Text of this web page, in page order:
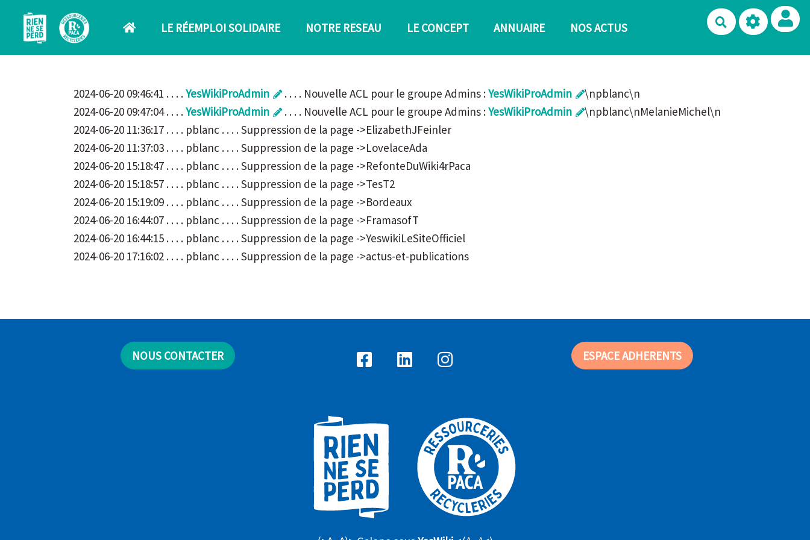
Aller au contenu principal
LE RÉEMPLOI SOLIDAIRE
NOTRE RESEAU LE CONCEPT ANNUAIRE NOS ACTUS Rechercher
2024-06-20 09:46:41 . . . .YesWikiProAdmin . . . . Nouvelle ACL pour le groupe Admins :YesWikiProAdmin
\npblanc\n
2024-06-20 09:47:04 . . . .YesWikiProAdmin . . . . Nouvelle ACL pour le groupe Admins :YesWikiProAdmin
\npblanc\nMelanieMichel\n
2024-06-20 11:36:17 . . . . pblanc . . . . Suppression de la page ->ElizabethJFeinler
2024-06-20 11:37:03 . . . . pblanc . . . . Suppression de la page ->LovelaceAda
2024-06-20 15:18:47 . . . . pblanc . . . . Suppression de la page ->RefonteDuWiki4rPaca
2024-06-20 15:18:57 . . . . pblanc . . . . Suppression de la page ->TesT2
2024-06-20 15:19:09 . . . . pblanc . . . . Suppression de la page ->Bordeaux
2024-06-20 16:44:07 . . . . pblanc . . . . Suppression de la page ->FramasofT
2024-06-20 16:44:15 . . . . pblanc . . . . Suppression de la page ->YeswikiLeSiteOfficiel
2024-06-20 17:16:02 . . . . pblanc . . . . Suppression de la page ->actus-et-publications
NOUS CONTACTER ESPACE ADHERENTS